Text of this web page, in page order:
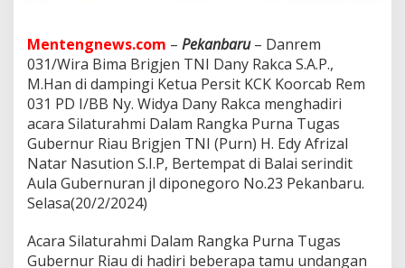
G
u
b
e
n
u
r
R
i
a
.
Mentengnews.com – Pekanbaru– Danrem
031/Wira Bima Brigjen TNI Dany Rakca S.A.P.,
M.Han di dampingi Ketua Persit KCK Koorcab Rem
031 PD I/BB Ny. Widya Dany Rakca menghadiri
acara Silaturahmi Dalam Rangka Purna Tugas
Gubernur Riau Brigjen TNI (Purn) H. Edy Afrizal
Natar Nasution S.I.P, Bertempat di Balai serindit
Aula Gubernuran jl diponegoro No.23 Pekanbaru.
Selasa(20/2/2024)
Acara Silaturahmi Dalam Rangka Purna Tugas
Gubernur Riau di hadiri beberapa tamu undangan